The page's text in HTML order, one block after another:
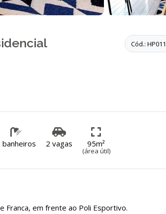
Cód.:
banheiros 2 vagas 95m²
(área útil)
Franca, em frente ao Poli Esportivo.